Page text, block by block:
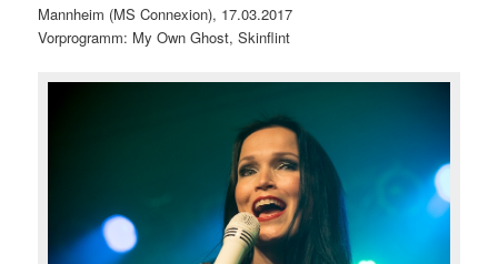
Mannheim (MS Connexion), 17.03.2017
Vorprogramm: My Own Ghost, Skinflint